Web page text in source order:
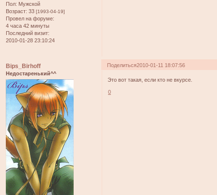
Пол: Мужской
Возраст: 33 [1993-04-19]
Провел на форуме:
4 часа 42 минуты
Последний визит:
2010-01-28 23:10:24
Поделиться2010-01-11 18:07:56
Bips_Birhoff
Недостаренький^^
Это вот такая, если кто не вкурсе.
0